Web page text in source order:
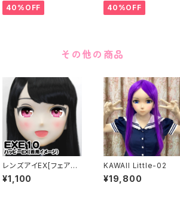
40%OFF 40%OFF
その他の商品
レンズアイEX[フェアリ
ー]レッド Lens Eye E
X[FAIRY]red
¥1,100
KAWAII Little-02
¥19,800